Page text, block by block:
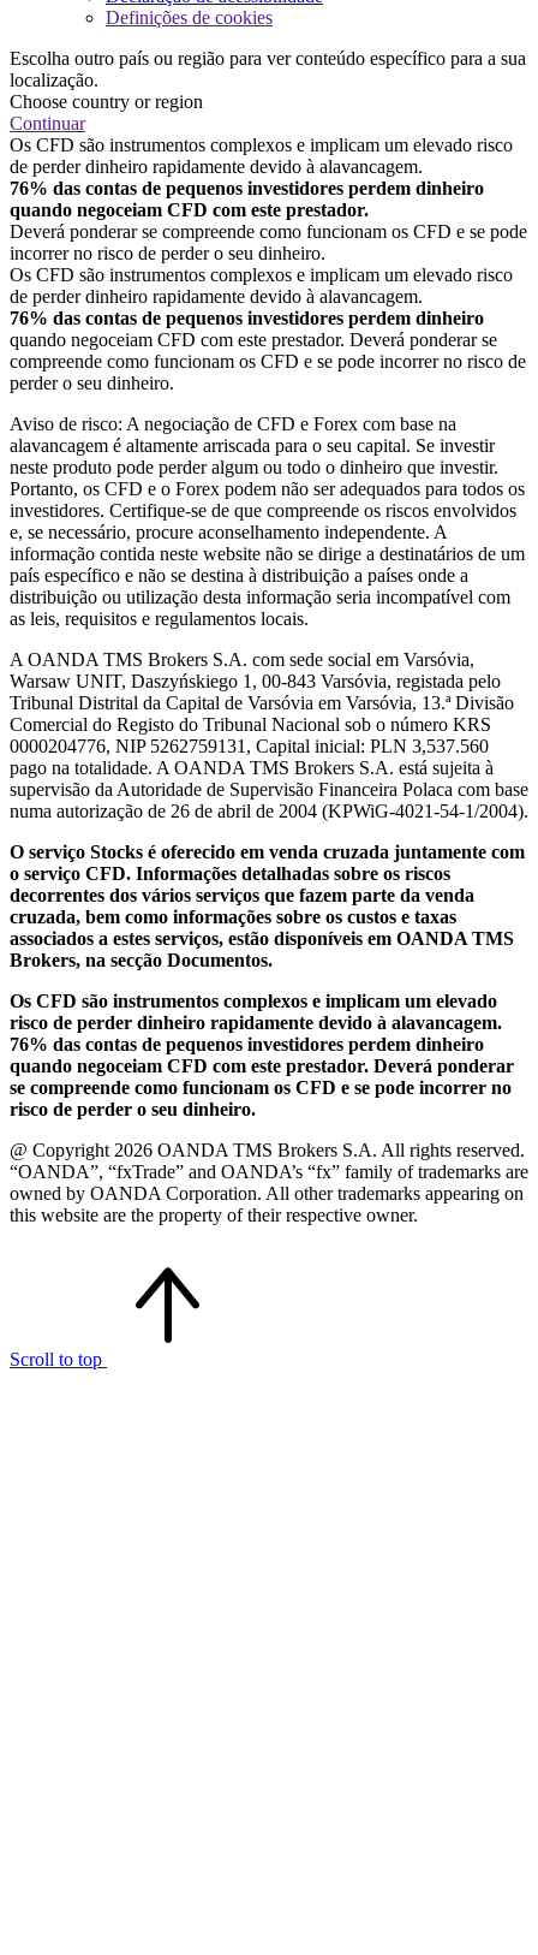
Definições de cookies
Escolha outro país ou região para ver conteúdo específico para a sua
localização.
Choose country or region
Continuar
Os CFD são instrumentos complexos e implicam um elevado risco
de perder dinheiro rapidamente devido à alavancagem.
76% das contas de pequenos investidores perdem dinheiro
quando negoceiam CFD com este prestador.
Deverá ponderar se compreende como funcionam os CFD e se pode
incorrer no risco de perder o seu dinheiro.
Os CFD são instrumentos complexos e implicam um elevado risco
de perder dinheiro rapidamente devido à alavancagem.
76% das contas de pequenos investidores perdem dinheiro
quando negoceiam CFD com este prestador. Deverá ponderar se
compreende como funcionam os CFD e se pode incorrer no risco de
perder o seu dinheiro.
Aviso de risco: A negociação de CFD e Forex com base na
alavancagem é altamente arriscada para o seu capital. Se investir
neste produto pode perder algum ou todo o dinheiro que investir.
Portanto, os CFD e o Forex podem não ser adequados para todos os
investidores. Certifique-se de que compreende os riscos envolvidos
e, se necessário, procure aconselhamento independente. A
informação contida neste website não se dirige a destinatários de um
país específico e não se destina à distribuição a países onde a
distribuição ou utilização desta informação seria incompatível com
as leis, requisitos e regulamentos locais.
A OANDA TMS Brokers S.A. com sede social em Varsóvia,
Warsaw UNIT, Daszyńskiego 1, 00-843 Varsóvia, registada pelo
Tribunal Distrital da Capital de Varsóvia em Varsóvia, 13.ª Divisão
Comercial do Registo do Tribunal Nacional sob o número KRS
0000204776, NIP 5262759131, Capital inicial: PLN 3,537.560
pago na totalidade. A OANDA TMS Brokers S.A. está sujeita à
supervisão da Autoridade de Supervisão Financeira Polaca com base
numa autorização de 26 de abril de 2004 (KPWiG-4021-54-1/2004).
O serviço Stocks é oferecido em venda cruzada juntamente com
o serviço CFD. Informações detalhadas sobre os riscos
decorrentes dos vários serviços que fazem parte da venda
cruzada, bem como informações sobre os custos e taxas
associados a estes serviços, estão disponíveis em OANDA TMS
Brokers, na secção Documentos.
Os CFD são instrumentos complexos e implicam um elevado
risco de perder dinheiro rapidamente devido à alavancagem.
76% das contas de pequenos investidores perdem dinheiro
quando negoceiam CFD com este prestador. Deverá ponderar
se compreende como funcionam os CFD e se pode incorrer no
risco de perder o seu dinheiro.
@ Copyright 2026 OANDA TMS Brokers S.A. All rights reserved.
“OANDA”, “fxTrade” and OANDA’s “fx” family of trademarks are
owned by OANDA Corporation. All other trademarks appearing on
this website are the property of their respective owner.
Scroll to top